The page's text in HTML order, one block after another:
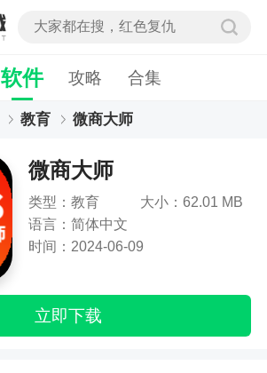
软件 攻略 合集
教育 微商大师
微商大师
类型：教育
大小：62.01 MB
语言：简体中文
时间：2024-06-09
立即下载